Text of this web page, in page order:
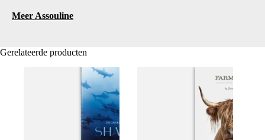
Meer Assouline
Gerelateerde producten